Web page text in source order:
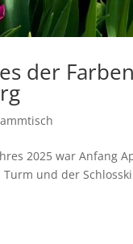
der
2025 war Anfang
Turm und der